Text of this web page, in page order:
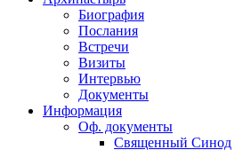
Биография
Послания
Встречи
Визиты
Интервью
Документы
Информация
Оф. документы
Священный Синод